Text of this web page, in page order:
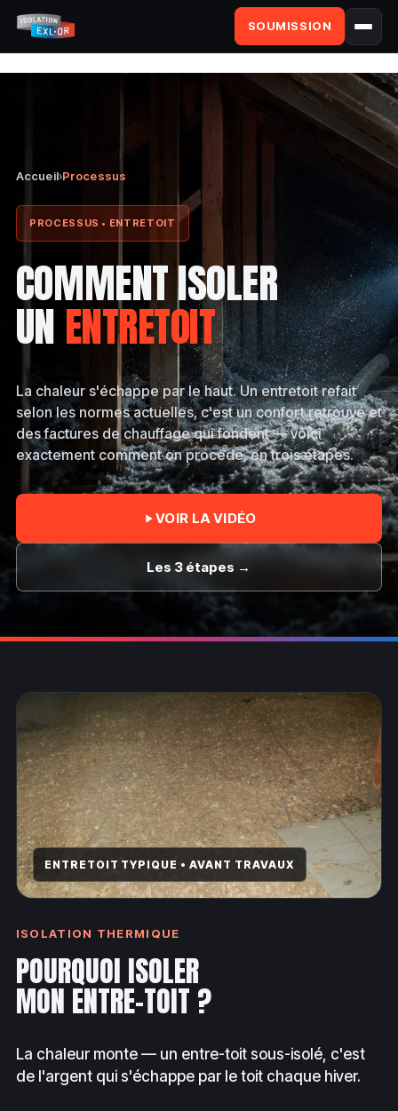
SOUMISSION
Accueil›Processus
PROCESSUS • ENTRETOIT
COMMENT ISOLER
UN ENTRETOIT
La chaleur s'échappe par le haut. Un entretoit refait
selon les normes actuelles, c'est un confort retrouvé et
des factures de chauffage qui fondent — voici
exactement comment on procède, en trois étapes.
VOIR LA VIDÉO
Les 3 étapes →
ENTRETOIT TYPIQUE • AVANT TRAVAUX
ISOLATION THERMIQUE
POURQUOI ISOLER
MON ENTRE-TOIT ?
La chaleur monte — un entre-toit sous-isolé, c'est
de l'argent qui s'échappe par le toit chaque hiver.